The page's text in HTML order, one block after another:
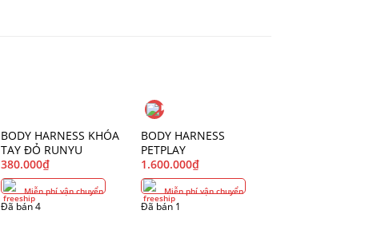
BODY HARNESS KHÓA
TAY ĐỎ RUNYU
380.000₫
Miễn phí vận chuyển
Đã bán 4
BODY HARNESS
PETPLAY
1.600.000₫
Miễn phí vận chuyển
Đã bán 1